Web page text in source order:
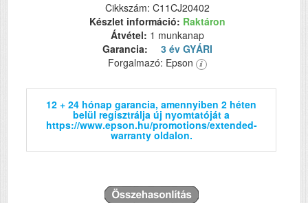
Cikkszám: C11CJ20402
Készlet információ: Raktáron
Átvétel: 1 munkanap
Garancia:
3 év GYÁRI
Forgalmazó: Epson
12 + 24 hónap garancia, amennyiben 2 héten
belül regisztrálja új nyomtatóját a
https://www.epson.hu/promotions/extended-
warranty oldalon.